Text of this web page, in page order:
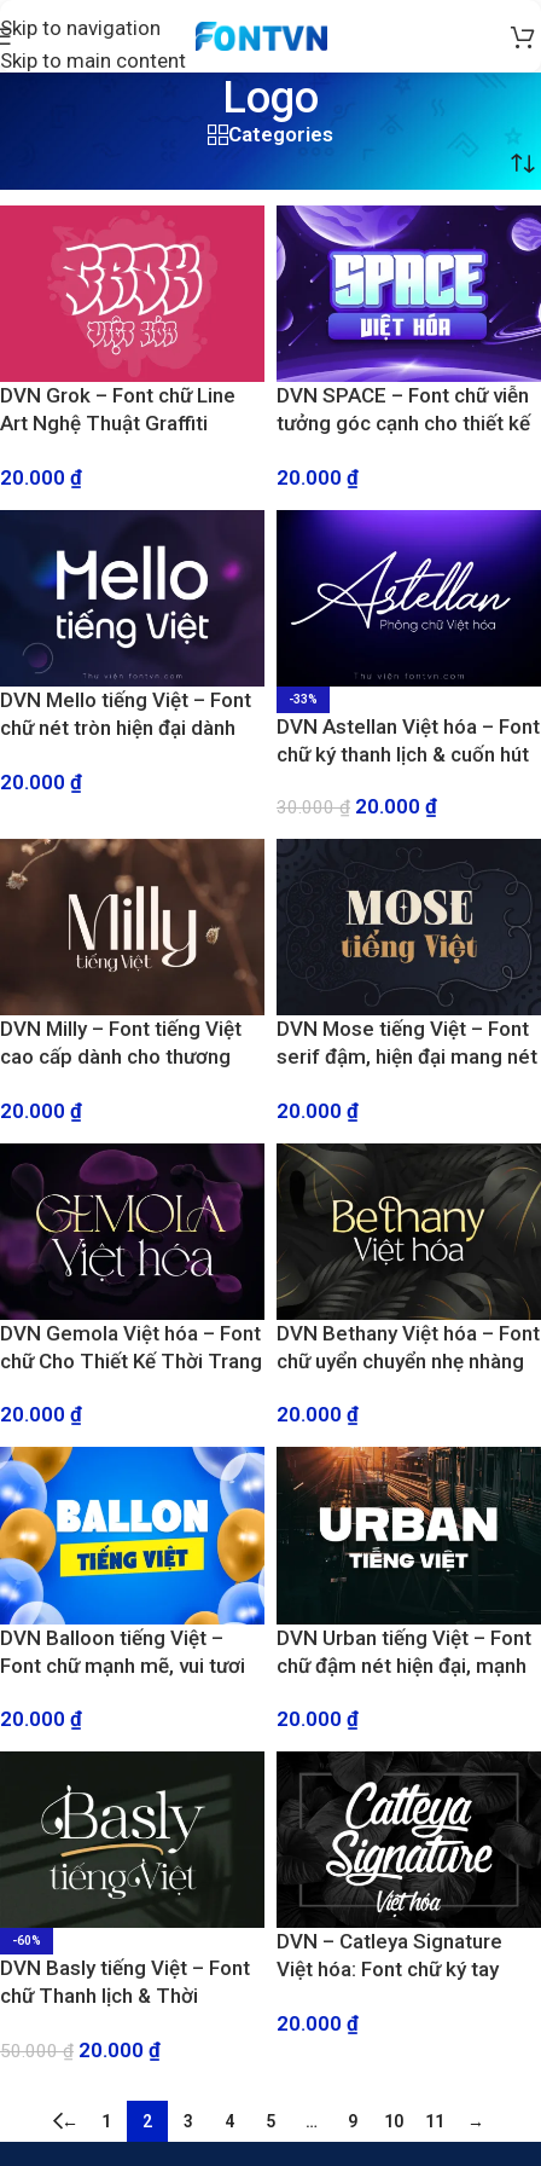
Skip to navigation
Skip to main content
Logo
Categories
DVN Grok – Font chữ Line
Art Nghệ Thuật Graffiti
20.000 ₫
DVN SPACE – Font chữ viễn
tưởng góc cạnh cho thiết kế
20.000 ₫
DVN Mello tiếng Việt – Font
chữ nét tròn hiện đại dành
hiệu
20.000 ₫
-33%
DVN Astellan Việt hóa – Font
chữ ký thanh lịch & cuốn hút
30.000₫ 20.000 ₫
DVN Milly – Font tiếng Việt
cao cấp dành cho thương
20.000 ₫
DVN Mose tiếng Việt – Font
serif đậm, hiện đại mang nét
20.000 ₫
DVN Gemola Việt hóa – Font
chữ Cho Thiết Kế Thời Trang
20.000 ₫
DVN Bethany Việt hóa – Font
chữ uyển chuyển nhẹ nhàng
20.000 ₫
DVN Balloon tiếng Việt –
Font chữ mạnh mẽ, vui tươi
độc đáo
20.000 ₫
DVN Urban tiếng Việt – Font
chữ đậm nét hiện đại, mạnh
20.000 ₫
-60%
DVN Basly tiếng Việt – Font
chữ Thanh lịch & Thời
50.000₫ 20.000 ₫
DVN – Catleya Signature
Việt hóa: Font chữ ký tay
20.000 ₫
← 1 2 3 4 5 … 9 10 11 →